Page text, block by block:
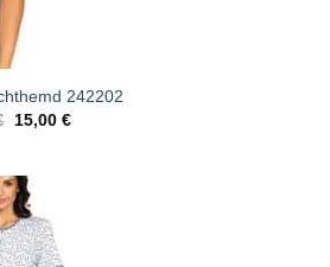
242202
Ursprünglicher
15,00 €Aktueller